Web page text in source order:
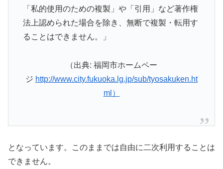
「私的使用のための複製」や「引用」など著作権
法上認められた場合を除き、無断で複製・転用す
ることはできません。」
（出典: 福岡市ホームペー
ジ http://www.city.fukuoka.lg.jp/sub/tyosakuken.ht
ml）
となっています。このままでは自由に二次利用することは
できません。